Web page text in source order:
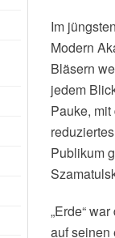
Im
Modern
Bläsern
jedem
Pauke,
Publikum
„Erde“
auf seinen